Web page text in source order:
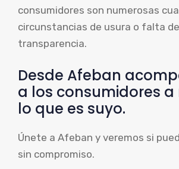
consumidores son numerosas
circunstancias de usura o falta de
transparencia.
Desde Afeban
a los consumidores
lo que es suyo.
Únete a Afeban y veremos si
sin compromiso.